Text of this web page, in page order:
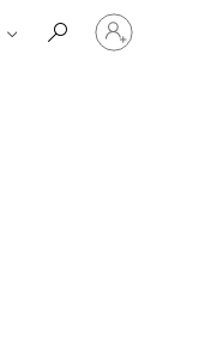
Log
på
din